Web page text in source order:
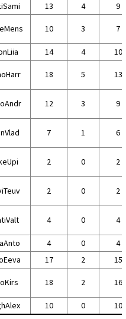
13 4
9
10 3 7
14 4
10
18 5 13
12 3 9
7 1 6
2 0 2
2 0 2
4 0 4
4 0
4
17 2
15
18 2 16
10 0 10